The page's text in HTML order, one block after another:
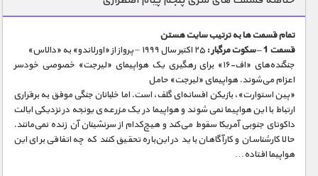
زمین شناسی / محیط زیست
سازه/ معماری/ مهندسی
سرگرمی
شناخت کودکان
طبیعت
علم و فناوری
تمام قسمت ها به ترتیب سایت هستن
قسمت 1 – سکوت مرگبار :
۲۵ اکتبر سال ۱۹۹۹ – پرواز از «اورلاندو» به «دالاس»
جنگنده‌های «اف-۱۶» برای رهگیری یک هواپیمای «لیرجت» خصوصی خودسر
اعزام می‌شوند. هواپیمای «لیرجت» حامل
«پین استوارت»، بازیکن افسانه‌ای گلف، است. اما خلبانان جنگی موفق به برقراری
ارتباط با این هواپیما نمی ‌شوند و هواپیما در یک مزرعه‌ی یونجه در نزدیکی ایالت
داکوتای جنوبی آمریکا سقوط می‌کند و هیچ‌کدام از سرنشینان آن زنده نمی‌مانند.
حالا کارشناسان و کارآگاهان باید در این‌باره تحقیق کنند که چه اتفاقی برای این
هواپیما افتاده…